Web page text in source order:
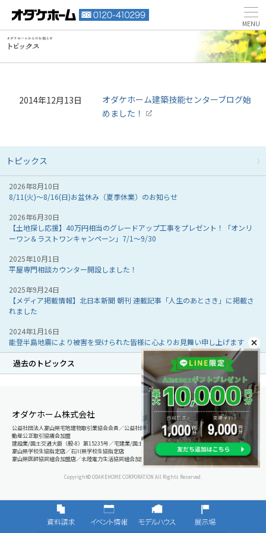
2014年12月13日
オダケホーム建築技能センターブログ始
めました！
トピックス
2026年8月10日
8/11(火)～8/16(日)お盆休み（夏季休業）のお知らせ
2026年6月30日
【土地探し応援】40万円相当のグレードアップ工事をプレゼント！「オンリ
ーワン＆ラストワンキャンペーン」7/1～9/30
2025年10月1日
平屋専門相談カウンター開設しました！
2025年9月24日
【メディア掲載情報】北日本新聞 朝刊 連載記事「人生のあとさき」に掲載さ
れました
2024年1月16日
能登半島地震により被害を受けられた皆様に心よりお見舞い申し上げます
過去のトピックス
オダケホーム株式会社
公益社団法人富山県宅地建物取引業協会会員／公益社団法人石川県宅地建物取引業協会会員／北陸不
動産公正取引協議会加盟
建設業/国土交通大臣（般-8）第15235号／宅建業/国土交通大臣（8）第5025号
富山県学校生協指定店／石川県学校生協指定店
富山県医師協同組合加盟店／北陸電力生活協同組合加盟店
Copyright© ODAKEHOME CORPORATION All Rights Reserved.